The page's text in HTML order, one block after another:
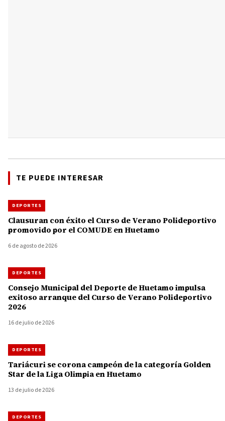
TE PUEDE INTERESAR
DEPORTES
Clausuran con éxito el Curso de Verano Polideportivo
promovido por el COMUDE en Huetamo
6 de agosto de 2026
DEPORTES
Consejo Municipal del Deporte de Huetamo impulsa
exitoso arranque del Curso de Verano Polideportivo
2026
16 de julio de 2026
DEPORTES
Tariácuri se corona campeón de la categoría Golden
Star de la Liga Olimpia en Huetamo
13 de julio de 2026
DEPORTES